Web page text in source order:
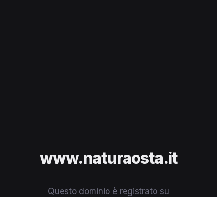
www.naturaosta.it
Questo dominio è registrato su